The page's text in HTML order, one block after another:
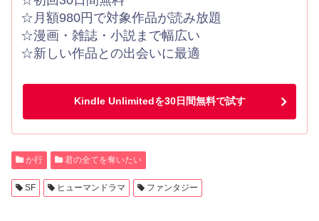
☆月額980円で対象作品が読み放題
☆漫画・雑誌・小説まで幅広い
☆新しい作品との出会いに最適
Kindle Unlimitedを30日間無料で試す
か行 君の全てを奪いたい
SF ヒューマンドラマ ファンタジー